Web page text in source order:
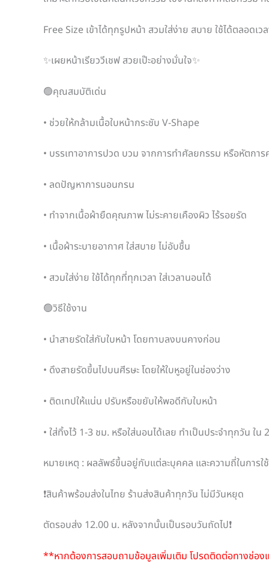
Free Size เข้าได้ทุกรูปหน้า สวมใส่ง่าย สบาย ใช้ได้ตลอดเว
✨เผยหน้าเรียววีเชฟ สวยเป๊ะอย่างมั่นใจ✨
🟢คุณสมบัติเด่น
• ช่วยให้กล้ามเนื้อใบหน้ากระชับ V-Shape
• บรรเทาอาการปวด บวม จากการทำศัลยกรรม หรือหัตการ
• ลดปัญหาการนอนกรน
• ทำจากเนื้อผ้ายืดคุณภาพ ไม่ระคายเคืองผิว ไร้รอยรัด
• เนื้อผ้าระบายอากาศ ใส่สบาย ไม่อับชื้น
• สวมใส่ง่าย ใช้ได้ทุกที่ทุกเวลา ใส่เวลานอนได้
🟢วิธีใช้งาน
• นำสายรัดใส่กับใบหน้า โดยทาบลงบนคางก่อน
• ดึงสายรัดขึ้นไปบนศีรษะ โดยให้ใบหูอยู่ในช่องว่าง
• ติดเทปให้แน่น ปรับหรือขยับให้พอดีกับใบหน้า
• ใส่ทิ้งไว้ 1-3 ชม. หรือใส่นอนได้เลย ทำเป็นประจำทุกวัน ใ
หมายเหตุ : ผลลัพธ์ขึ้นอยู่กับแต่ละบุคคล และความถี่ในการใ
❗สินค้าพร้อมส่งในไทย ร้านส่งสินค้าทุกวัน ไม่มีวันหยุด
ตัดรอบส่ง 12.00 น. หลังจากนั้นเป็นรอบวันถัดไป❗
**หากต้องการสอบถามข้อมูลเพิ่มเติม โปรดติดต่อทางช่อ